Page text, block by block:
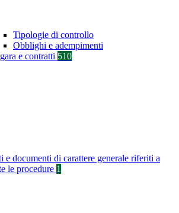
Tipologie di controllo
Obblighi e adempimenti
e contratti 510
e documenti di carattere generale riferiti a
le procedure 1